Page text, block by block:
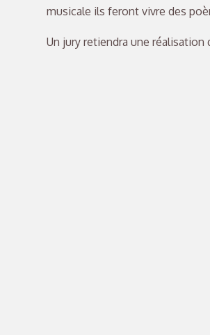
musicale ils feront vivre des
Un jury retiendra une